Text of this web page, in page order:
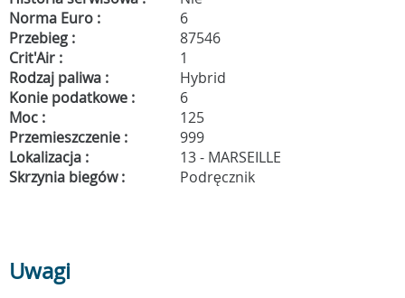
Norma Euro :
6
Przebieg :
87546
Crit'Air :
1
Rodzaj paliwa :
Hybrid
Konie podatkowe :
6
Moc :
125
Przemieszczenie :
999
Lokalizacja :
13 - MARSEILLE
Skrzynia biegów :
Podręcznik
Uwagi